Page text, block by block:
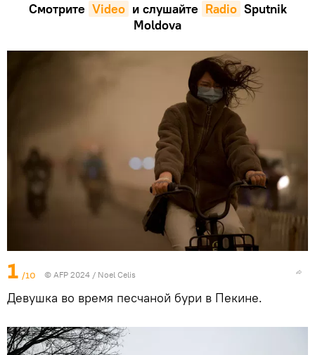
Смотрите Video и слушайте Radio Sputnik
Moldova
1 /10 © AFP 2024 / Noel Celis
Девушка во время песчаной бури в Пекине.